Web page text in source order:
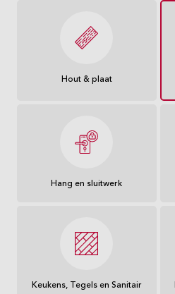
Hout & plaat
Hang en sluitwerk
Keukens, Tegels en Sanitair